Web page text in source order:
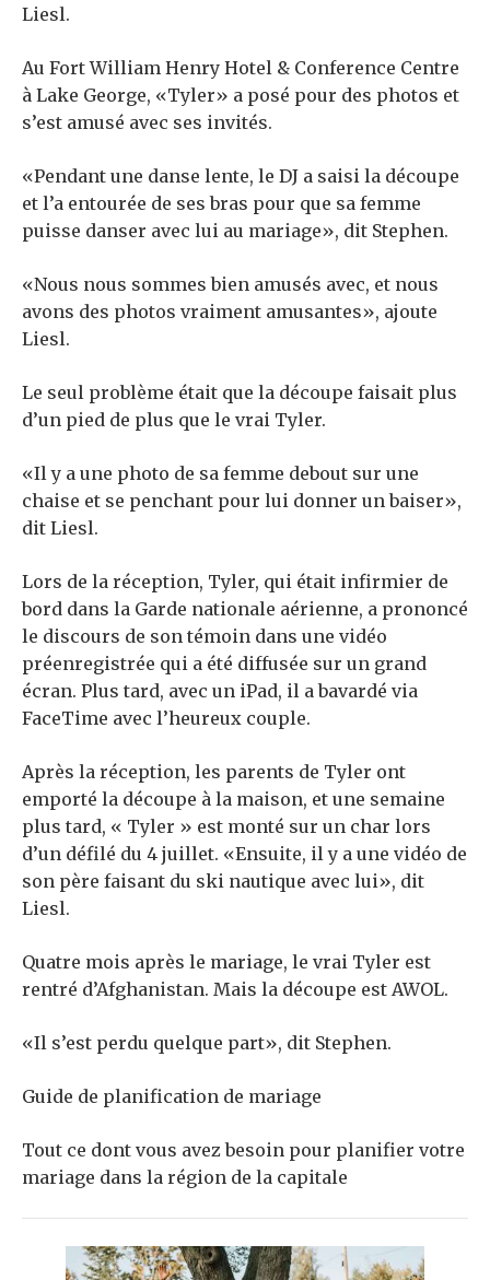
Liesl.
Au Fort William Henry Hotel & Conference Centre
à Lake George, «Tyler» a posé pour des photos et
s’est amusé avec ses invités.
«Pendant une danse lente, le DJ a saisi la découpe
et l’a entourée de ses bras pour que sa femme
puisse danser avec lui au mariage», dit Stephen.
«Nous nous sommes bien amusés avec, et nous
avons des photos vraiment amusantes», ajoute
Liesl.
Le seul problème était que la découpe faisait plus
d’un pied de plus que le vrai Tyler.
«Il y a une photo de sa femme debout sur une
chaise et se penchant pour lui donner un baiser»,
dit Liesl.
Lors de la réception, Tyler, qui était infirmier de
bord dans la Garde nationale aérienne, a prononcé
le discours de son témoin dans une vidéo
préenregistrée qui a été diffusée sur un grand
écran. Plus tard, avec un iPad, il a bavardé via
FaceTime avec l’heureux couple.
Après la réception, les parents de Tyler ont
emporté la découpe à la maison, et une semaine
plus tard, « Tyler » est monté sur un char lors
d’un défilé du 4 juillet. «Ensuite, il y a une vidéo de
son père faisant du ski nautique avec lui», dit
Liesl.
Quatre mois après le mariage, le vrai Tyler est
rentré d’Afghanistan. Mais la découpe est AWOL.
«Il s’est perdu quelque part», dit Stephen.
Guide de planification de mariage
Tout ce dont vous avez besoin pour planifier votre
mariage dans la région de la capitale